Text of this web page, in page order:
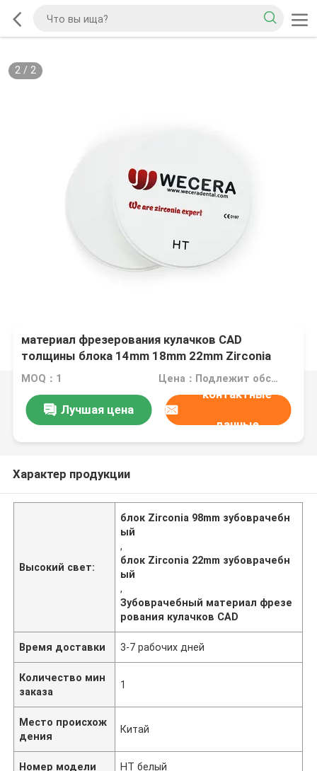
2/ 2
материал фрезерования кулачков CAD
толщины блока 14mm 18mm 22mm Zirconia
98mm зубоврачебный
MOQ：1 Цена：Подлежит обсуждению
Лучшая цена
контактные
данные
Характер продукции
Высокий свет:
блок Zirconia 98mm зубоврачебн
ый
,
блок Zirconia 22mm зубоврачебн
ый
,
Зубоврачебный материал фрезе
рования кулачков CAD
Время доставки 3-7 рабочих дней
Количество мин
заказа
1
Место происхож
дения
Китай
Номер модели HT белый